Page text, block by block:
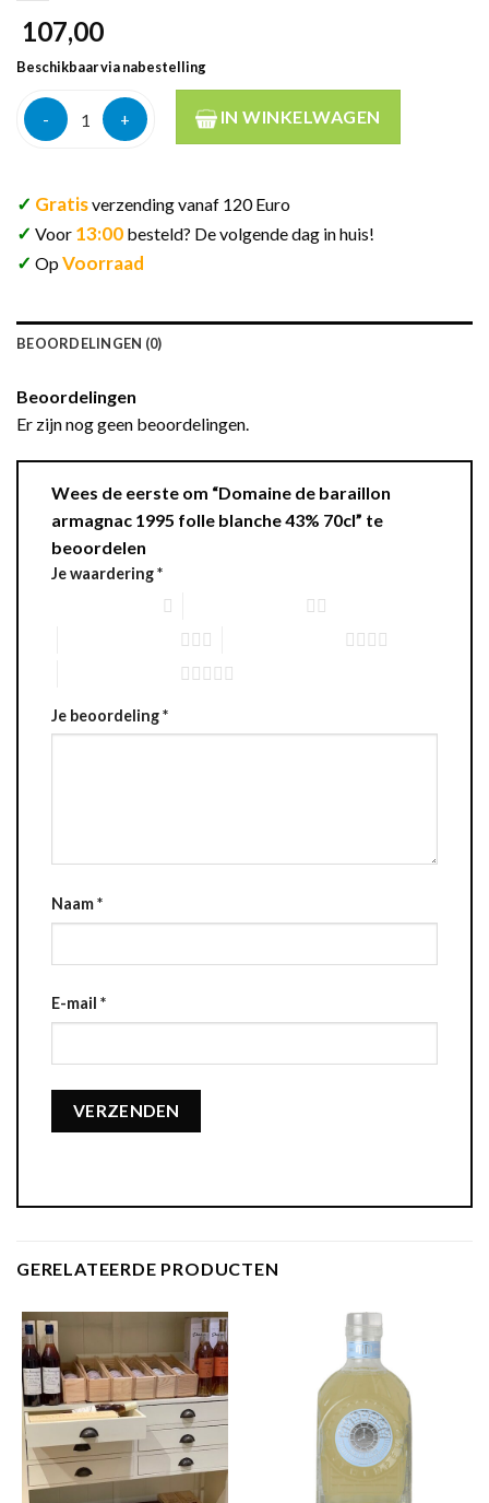
107,00
Beschikbaar via nabestelling
Domaine de baraillon armagnac 1995 folle blanche 43% 70cl
IN WINKELWAGEN
✓ Gratisverzending vanaf 120 Euro
✓ Voor 13:00 besteld? De volgende dag in huis!
✓ OpVoorraad
BEOORDELINGEN (0)
Beoordelingen
Er zijn nog geen beoordelingen.
Wees de eerste om “Domaine de baraillon
armagnac 1995 folle blanche 43% 70cl” te
beoordelen
Je waardering*
Je beoordeling*
Naam*
E-mail *
GERELATEERDE PRODUCTEN